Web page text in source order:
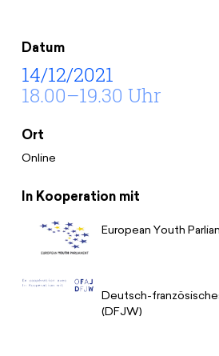
Bildungsreisen
Presse
Suche
Cookie-Einstellungen
Datenschutz
Datum
14/12/2021
18.00–19.30 Uhr
Ort
Online
In Kooperation mit
European Youth
Deutsch-
(DFJW)